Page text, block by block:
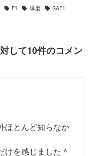
F1 琢磨
SAF1
して10件のコメン
ほとんど知らなか
を感じました＾